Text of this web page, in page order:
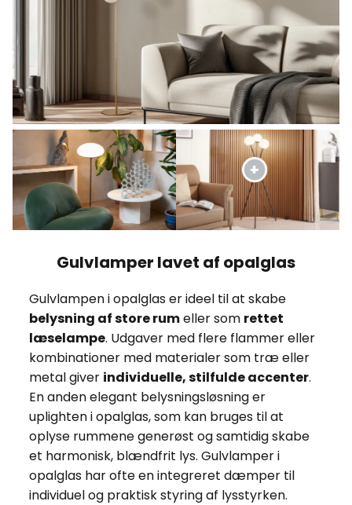
Gulvlamper lavet af opalglas
Gulvlampen i opalglas er ideel til at skabe
belysning af store rumeller som rettet
læselampe. Udgaver med flere flammer eller
kombinationer med materialer som træ eller
metal giver individuelle, stilfulde accenter.
En anden elegant belysningsløsning er
uplighten i opalglas, som kan bruges til at
oplyse rummene generøst og samtidig skabe
et harmonisk, blændfrit lys. Gulvlamper i
opalglas har ofte en integreret dæmper til
individuel og praktisk styring af lysstyrken.